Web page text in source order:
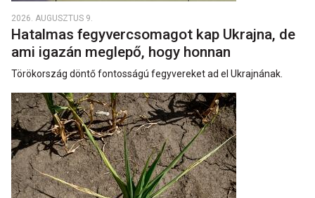
2026. AUGUSZTUS 9.
Hatalmas fegyvercsomagot kap Ukrajna, de
ami igazán meglepő, hogy honnan
Törökország döntő fontosságú fegyvereket ad el Ukrajnának.